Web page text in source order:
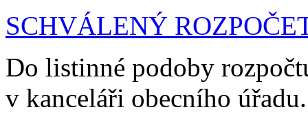
SCHVÁLENÝ
Do listinné podoby
v kanceláři obecního úřadu.